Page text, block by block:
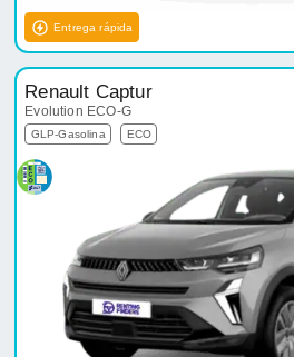
Entrega rápida
Renault Captur
Evolution ECO-G
GLP-Gasolina ECO